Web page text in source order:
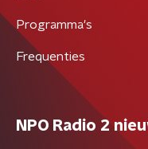
Programma's
Frequenties
NPO Radio 2